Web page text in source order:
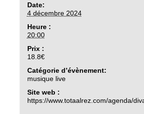
Date:
4 décembre 2024
Heure :
20:00
Prix :
18.8€
Catégorie d’évènement:
musique live
Site web :
https://www.totaalrez.com/agenda/